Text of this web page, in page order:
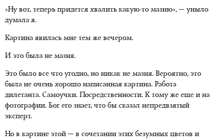
«Ну вот, теперь придется хвалить какую-то мазню», — уныло
думала я.
Картина явилась мне тем же вечером.
И это была не мазня.
Это было все что угодно, но никак не мазня. Вероятно, это
была не очень хорошо написанная картина. Работа
дилетанта. Самоучки. Посредственности. К тому же еще и на
фотографии. Бог его знает, что бы сказал непредвзятый
эксперт.
Но в картине этой — в сочетании этих безумных цветов и